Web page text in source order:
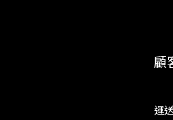
顧
運